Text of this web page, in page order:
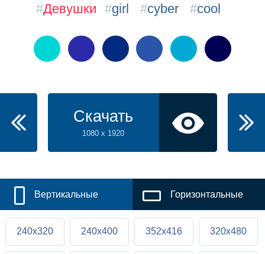
#Девушки #girl #cyber #cool
Скачать
1080 x 1920
Вертикальные Горизонтальные
240x320 240x400 352x416 320x480